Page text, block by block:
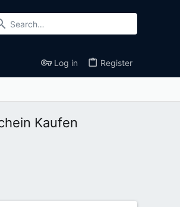
Log in Register
Kaufen